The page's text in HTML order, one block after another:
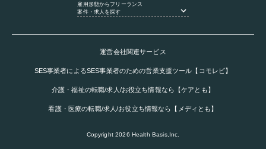
雇用形態からフリーランス
案件・求人を探す
運営会社関連サービス
SES事業者によるSES事業者のための営業支援ツール【コモレビ】
介護・福祉の転職/求人/お役立ち情報なら【ケアとも】
看護・医療の転職/求人/お役立ち情報なら【メディとも】
Copyright2026 Health Basis,Inc.